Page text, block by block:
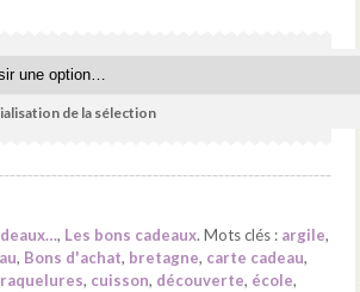
de la sélection
, Les bons cadeaux. Mots clés : argile,
, Bons d'achat, bretagne, carte cadeau,
, cuisson, découverte, école,